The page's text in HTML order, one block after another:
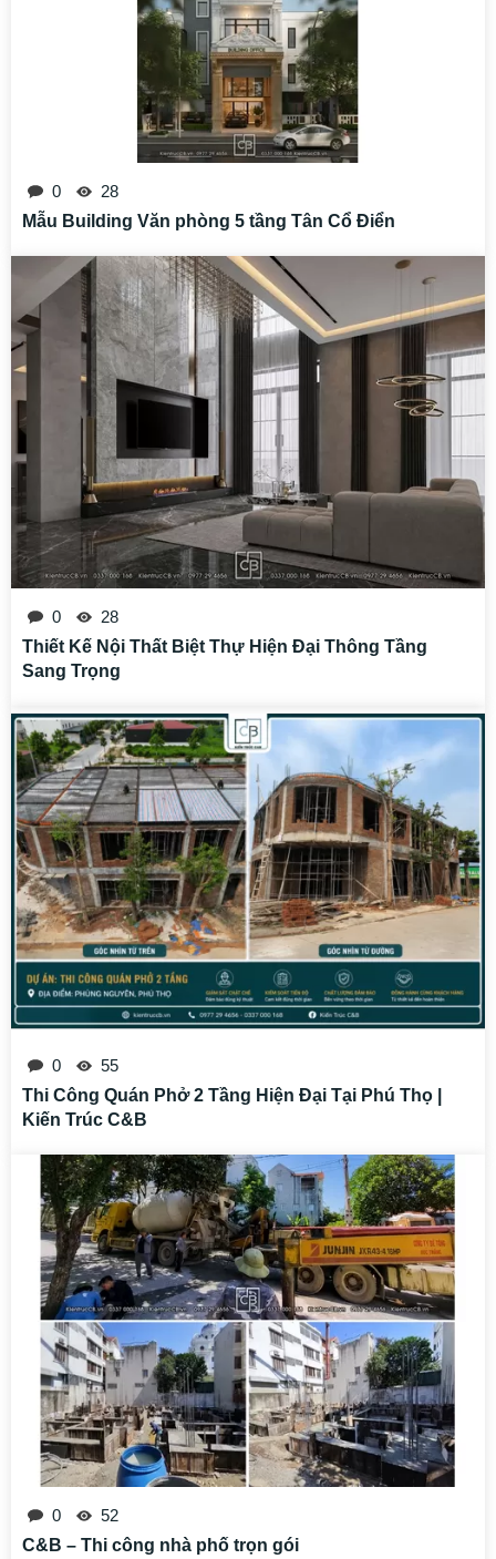
0
28
Mẫu Building Văn phòng 5 tầng Tân Cổ Điển
0
28
Thiết Kế Nội Thất Biệt Thự Hiện Đại Thông Tầng
Sang Trọng
0
55
Thi Công Quán Phở 2 Tầng Hiện Đại Tại Phú Thọ |
Kiến Trúc C&B
0
52
C&B – Thi công nhà phố trọn gói